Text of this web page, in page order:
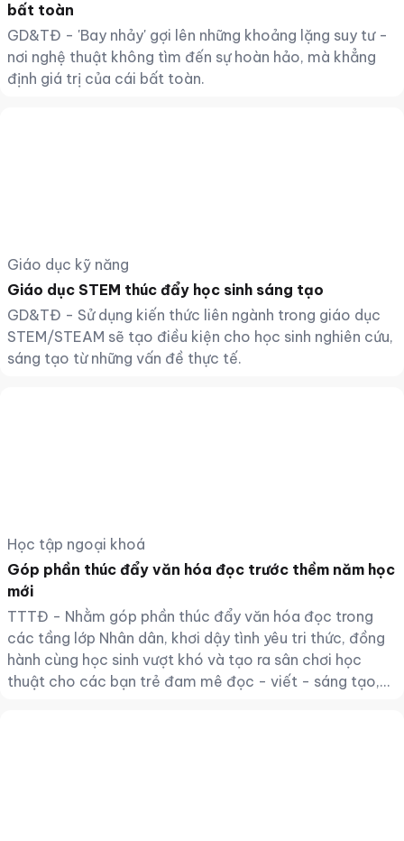
bất toàn
GD&TĐ - 'Bay nhảy' gợi lên những khoảng lặng suy tư -
nơi nghệ thuật không tìm đến sự hoàn hảo, mà khẳng
định giá trị của cái bất toàn.
Giáo dục kỹ năng
Giáo dục STEM thúc đẩy học sinh sáng tạo
GD&TĐ - Sử dụng kiến thức liên ngành trong giáo dục
STEM/STEAM sẽ tạo điều kiện cho học sinh nghiên cứu,
sáng tạo từ những vấn đề thực tế.
Học tập ngoại khoá
Góp phần thúc đẩy văn hóa đọc trước thềm năm học
mới
TTTĐ - Nhằm góp phần thúc đẩy văn hóa đọc trong
các tầng lớp Nhân dân, khơi dậy tình yêu tri thức, đồng
hành cùng học sinh vượt khó và tạo ra sân chơi học
thuật cho các bạn trẻ đam mê đọc - viết - sáng tạo,